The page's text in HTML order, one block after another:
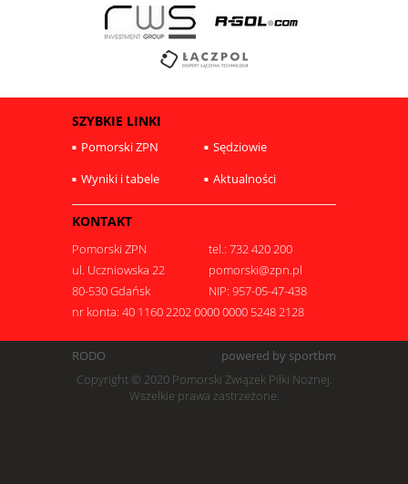
SZYBKIE LINKI
Pomorski ZPN
Sędziowie
Wyniki i tabele
Aktualności
KONTAKT
Pomorski ZPN
tel.: 732 420 200
ul. Uczniowska 22
pomorski@zpn.pl
80-530 Gdańsk
NIP: 957-05-47-438
nr konta: 40 1160 2202 0000 0000 5248 2128
RODO
powered by sportbm
Copyright © 2020 Pomorski Związek Piłki Nożnej.
Wszelkie prawa zastrzeżone.